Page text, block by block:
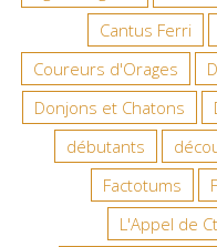
Cantus Ferri
Coureurs d'Orages
Donjons et Chatons
débutants
Factotums
L'Appel de